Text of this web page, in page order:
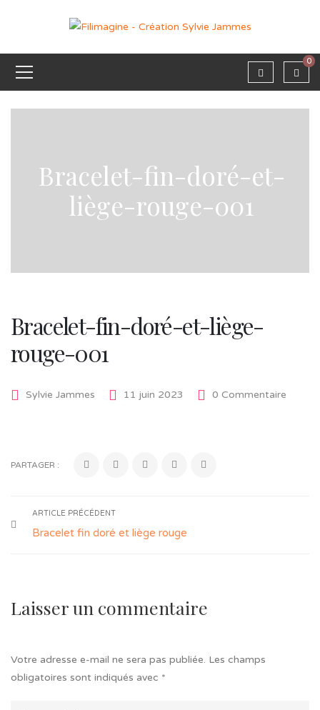
0
Bracelet-fin-doré-et-
liège-rouge-001
Bracelet-fin-doré-et-liège-
rouge-001
Sylvie Jammes 11 juin 2023 0 Commentaire
PARTAGER :
ARTICLE PRÉCÉDENT
Bracelet fin doré et liège rouge
Laisser un commentaire
Votre adresse e-mail ne sera pas publiée. Les champs
obligatoires sont indiqués avec *